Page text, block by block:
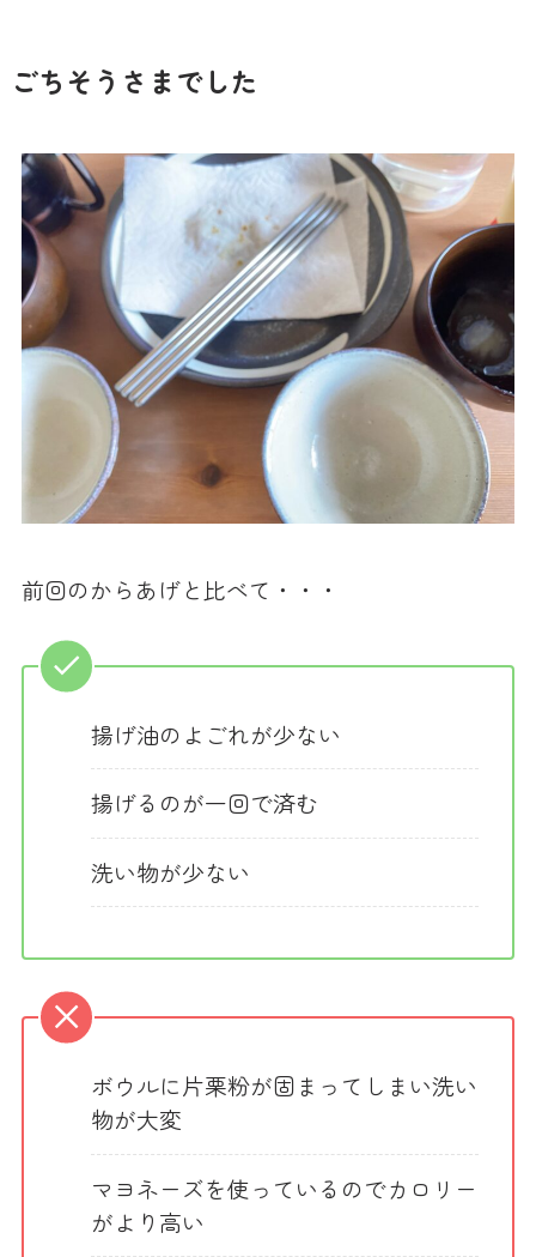
ごちそうさまでした
前回のからあげと比べて・・・
揚げ油のよごれが少ない
揚げるのが一回で済む
洗い物が少ない
ボウルに片栗粉が固まってしまい洗い
物が大変
マヨネーズを使っているのでカロリー
がより高い